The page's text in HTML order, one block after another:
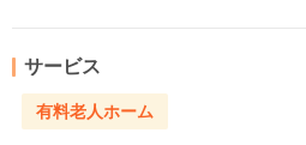
サービス
有料老人ホーム